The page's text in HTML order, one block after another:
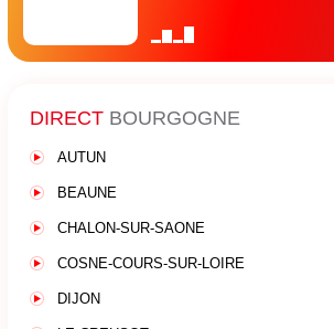
DIRECT BOURGOGNE
AUTUN
BEAUNE
CHALON-SUR-SAONE
COSNE-COURS-SUR-LOIRE
DIJON